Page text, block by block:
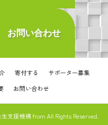
お問い合わせ
寄付する
サポーター募集
お問い合わせ
支援機構 from All Rights Reserved.